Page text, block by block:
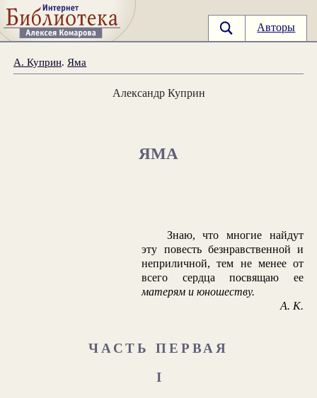
Авторы
А. Куприн. Яма
Александр Куприн
ЯМА
Знаю, что многие найдут
эту повесть безнравственной и
неприличной, тем не менее от
всего сердца посвящаю ее
матерям и юношеству.
А. К.
ЧАСТЬ ПЕРВАЯ
I